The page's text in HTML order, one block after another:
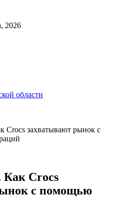
2026
области
Crocs захватывают рынок с
Как Crocs
с помощью